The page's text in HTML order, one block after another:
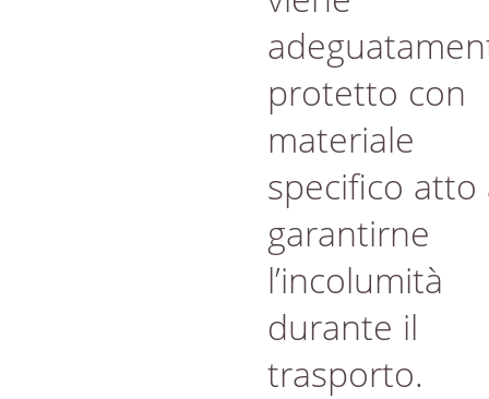
protetto con
materiale
specifico atto
garantirne
l’incolumità
durante il
trasporto.